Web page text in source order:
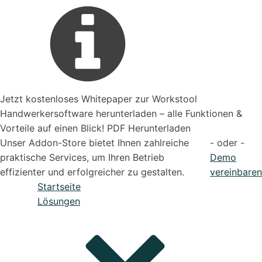
Jetzt kostenloses Whitepaper zur Workstool
Handwerkersoftware herunterladen – alle Funktionen &
Vorteile auf einen Blick! PDF Herunterladen
Unser Addon-Store bietet Ihnen zahlreiche
praktische Services, um Ihren Betrieb
effizienter und erfolgreicher zu gestalten.
- oder -
Demo
vereinbaren
Startseite
Lösungen